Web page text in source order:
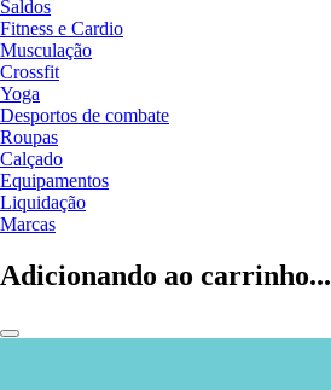
Saldos
Fitness e Cardio
Musculação
Crossfit
Yoga
Desportos de combate
Roupas
Calçado
Equipamentos
Liquidação
Marcas
Adicionando ao carrinho...